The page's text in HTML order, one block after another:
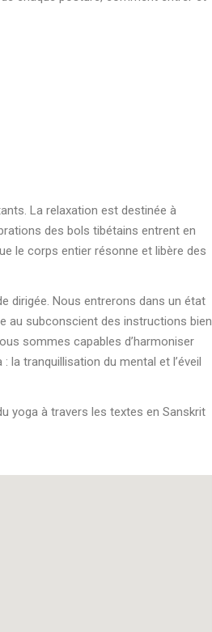
La relaxation est destinée à
des bols tibétains entrent en
le corps entier résonne et libère des
dirigée. Nous entrerons dans un état
au subconscient des instructions bien
sommes capables d’harmoniser
tranquillisation du mental et l’éveil
yoga à travers les textes en Sanskrit